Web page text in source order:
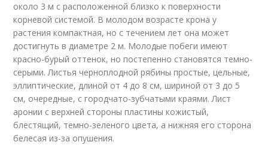
около 3 м с расположенной близко к поверхности
корневой системой. В молодом возрасте крона у
растения компактная, но с течением лет она может
достигнуть в диаметре 2 м. Молодые побеги имеют
красно-бурый оттенок, но постепенно становятся темно-
серыми. Листья черноплодной рябины простые, цельные,
эллиптические, длиной от 4 до 8 см, шириной от 3 до 5
см, очередные, с городчато-зубчатыми краями. Лист
аронии с верхней стороны пластины кожистый,
блестящий, темно-зеленого цвета, а нижняя его сторона
белесая из-за опушения.